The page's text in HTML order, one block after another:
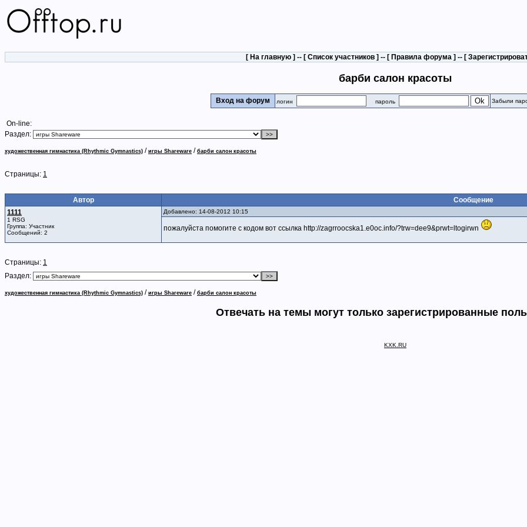
[ На главную ] -- [ Список участников ] -- [ Правила форума ] -- [
барби салон красоты
Вход на форум логин пароль Забыли
On-line:
Раздел:
художественная гимнастика (Rhythmic Gymnastics) / игры Shareware / барби салон красоты
Страницы: 1
Автор
Сообщение
1111
1 RSG
Группа: Участник
Сообщений: 2
Добавлено: 14-08-2012 10:15
пожалуйста помогите с кодом вот ссылка http://zagrroocska1.e0oc.info/?trw=dee9&prwt=ltogirwn
Страницы: 1
Раздел:
художественная гимнастика (Rhythmic Gymnastics) / игры Shareware / барби салон красоты
Отвечать на темы могут только зарегистрированные
KXK.RU